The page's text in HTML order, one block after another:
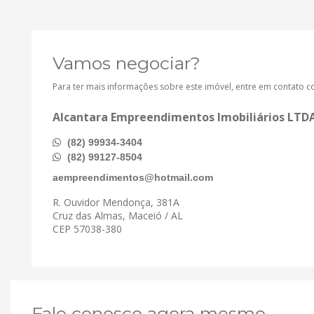
Vamos negociar?
Para ter mais informações sobre este imóvel, entre em contato
Alcantara Empreendimentos Imobiliários
(82) 99934-3404
(82) 99127-8504
aempreendimentos@hotmail.com
R. Ouvidor Mendonça, 381A
Cruz das Almas, Maceió / AL
CEP 57038-380